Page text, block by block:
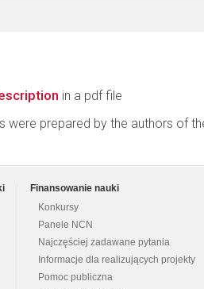
in a pdf file
were prepared by the authors of
Finansowanie nauki
Konkursy
Panele NCN
Najczęściej zadawane pytania
Informacje dla realizujących projekty
Pomoc publiczna